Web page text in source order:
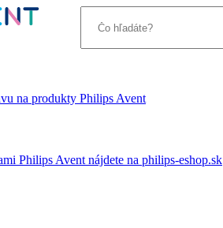
na produkty Philips Avent
Philips Avent nájdete na philips-eshop.sk